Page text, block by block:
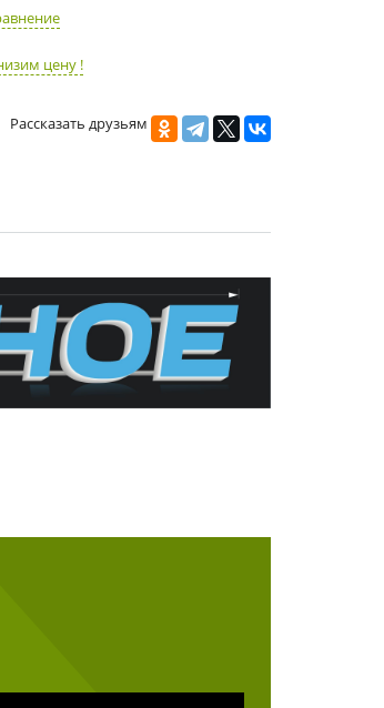
цену !
Рассказать друзьям